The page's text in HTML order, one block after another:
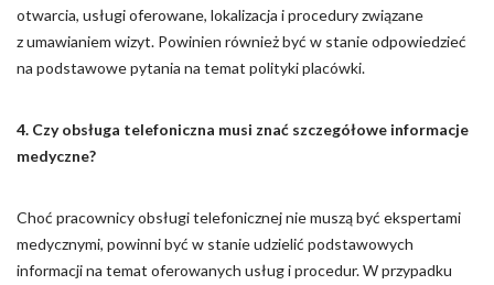
otwarcia, usługi oferowane, lokalizacja i procedury związane
z umawianiem wizyt. Powinien również być w stanie odpowiedzieć
na podstawowe pytania na temat polityki placówki.
4. Czy obsługa telefoniczna musi znać szczegółowe informacje
medyczne?
Choć pracownicy obsługi telefonicznej nie muszą być ekspertami
medycznymi, powinni być w stanie udzielić podstawowych
informacji na temat oferowanych usług i procedur. W przypadku